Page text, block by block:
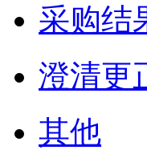
采购结
澄清更
其他